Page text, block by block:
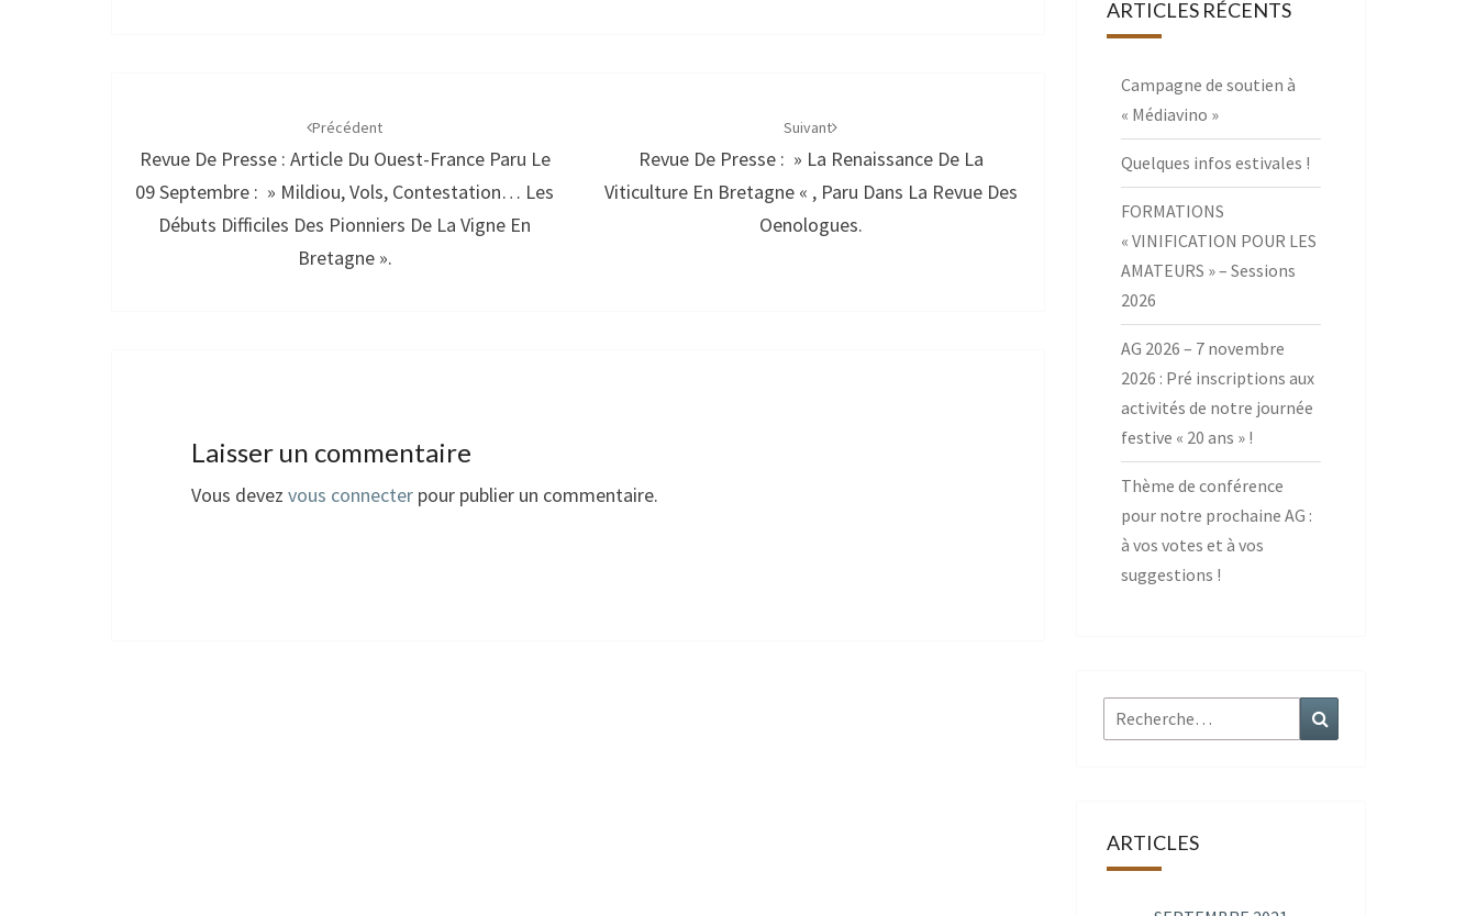
Précédent
Revue De Presse : Article Du Ouest-France Paru Le
09 Septembre : » Mildiou, Vols, Contestation… Les
Débuts Difficiles Des Pionniers De La Vigne En
Bretagne ».
Suivant
Revue De Presse : » La Renaissance De La
Viticulture En Bretagne « , Paru Dans La Revue Des
Oenologues.
Laisser un commentaire
Vous devez vous connecter pour publier un commentaire.
ARTICLES RÉCENTS
Campagne de soutien à
« Médiavino »
Quelques infos estivales !
FORMATIONS
« VINIFICATION POUR LES
AMATEURS » – Sessions
2026
AG 2026 – 7 novembre
2026 : Pré inscriptions aux
activités de notre journée
festive « 20 ans » !
Thème de conférence
pour notre prochaine AG :
à vos votes et à vos
suggestions !
Rechercher :
ARTICLES